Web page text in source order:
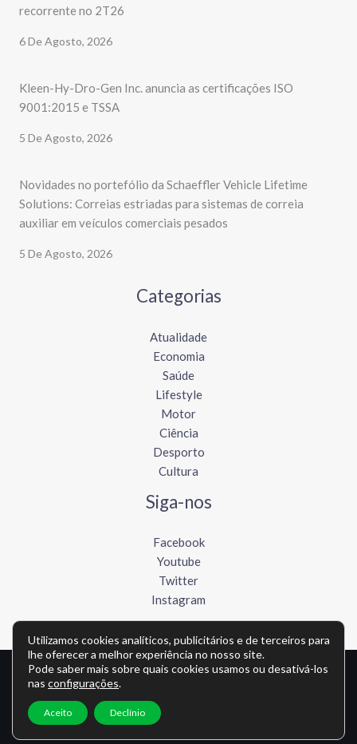
recorrente no 2T26
6 De Agosto, 2026
Kleen-Hy-Dro-Gen Inc. anuncia as certificações ISO
9001:2015 e TSSA
5 De Agosto, 2026
Novidades no portefólio da Schaeffler Vehicle Lifetime
Solutions: Correias estriadas para sistemas de correia
auxiliar em veículos comerciais pesados
5 De Agosto, 2026
Categorias
Atualidade
Economia
Saúde
Lifestyle
Motor
Ciência
Desporto
Cultura
Siga-nos
Facebook
Youtube
Twitter
Instagram
Copyright © Todos os direitos reservados - lusofonews.com
Política de privacidade -
Utilizamos cookies analíticos, publicitários e de terceiros para
lhe oferecer a melhor experiência no nosso site.
Pode saber mais sobre quais cookies usamos ou desativá-los
nas configurações.
Aceito Declínio